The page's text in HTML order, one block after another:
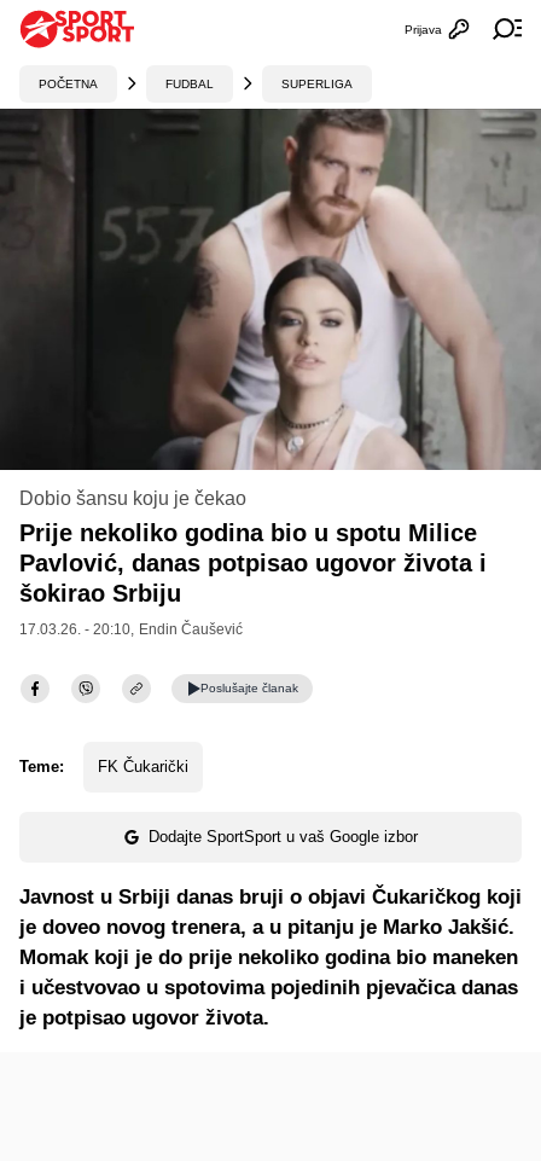
Otvori
Prijava
POČETNA FUDBAL SUPERLIGA
Dobio šansu koju je čekao
Prije nekoliko godina bio u spotu Milice
Pavlović, danas potpisao ugovor života i
šokirao Srbiju
17.03.26. - 20:10, Endin Čaušević
Poslušajte članak
Teme: FK Čukarički
Dodajte SportSport u vaš Google izbor
Javnost u Srbiji danas bruji o objavi Čukaričkog koji
je doveo novog trenera, a u pitanju je Marko Jakšić.
Momak koji je do prije nekoliko godina bio maneken
i učestvovao u spotovima pojedinih pjevačica danas
je potpisao ugovor života.